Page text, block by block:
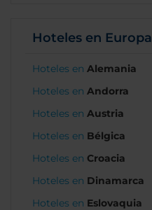
Hoteles en Europa
Hoteles en Alemania
Hoteles en Andorra
Hoteles en Austria
Hoteles en Bélgica
Hoteles en Croacia
Hoteles en Dinamarca
Hoteles en Eslovaquia